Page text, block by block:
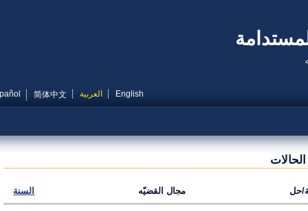
English العربية 简体中文
Español
مجال القضيّه السنة